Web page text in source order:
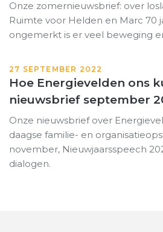
Onze zomernieuwsbrief: over
Ruimte voor Helden en Marc 70
ongemerkt is er veel beweging
27 SEPTEMBER 2022
Hoe Energievelden ons
nieuwsbrief september
Onze nieuwsbrief over
daagse familie- en
november, Nieuwjaarsspeech
dialogen.